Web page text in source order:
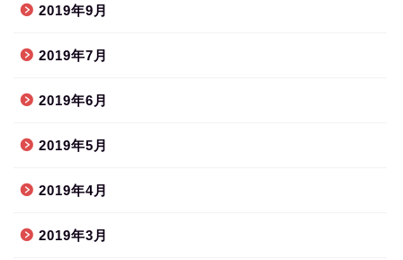
2019年9月
2019年7月
2019年6月
2019年5月
2019年4月
2019年3月